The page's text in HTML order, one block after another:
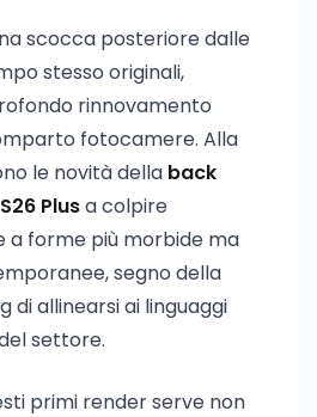
scocca posteriore dalle
stesso originali,
rinnovamento
fotocamere. Alla
le novità della back
Plusa colpire
a forme più morbide ma
segno della
di allinearsi ai linguaggi
settore.
primi render serve non